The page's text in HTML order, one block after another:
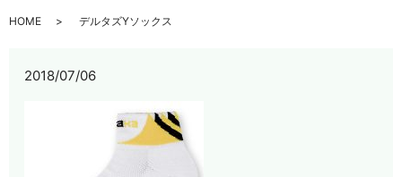
HOME デルタズYソックス
2018/07/06